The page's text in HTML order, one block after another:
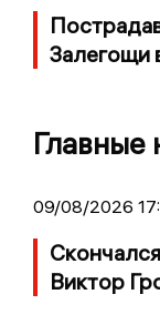
Залегощи
Главные
09/08/2026
Виктор